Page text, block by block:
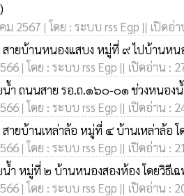
2567 | โดย : ระบบ rss Egp || เปิดอ่
สายบ้านหนองแสบง หมู่ที่ ๙ ไปบ้านหนอ
| โดย : ระบบ rss Egp || เปิดอ่าน :
น้ำ ถนนสาย รอ.ถ.๑๖๐-๐๑ ช่วงหนองน้
| โดย : ระบบ rss Egp || เปิดอ่าน :
ายบ้านเหล่าล้อ หมู่ที่ ๔ บ้านเหล่าล้อ โ
| โดย : ระบบ rss Egp || เปิดอ่าน :
น้ำ หมู่ที่ ๒ บ้านหนองสองห้อง โดยวิธีเฉ
| โดย : ระบบ rss Egp || เปิดอ่าน :